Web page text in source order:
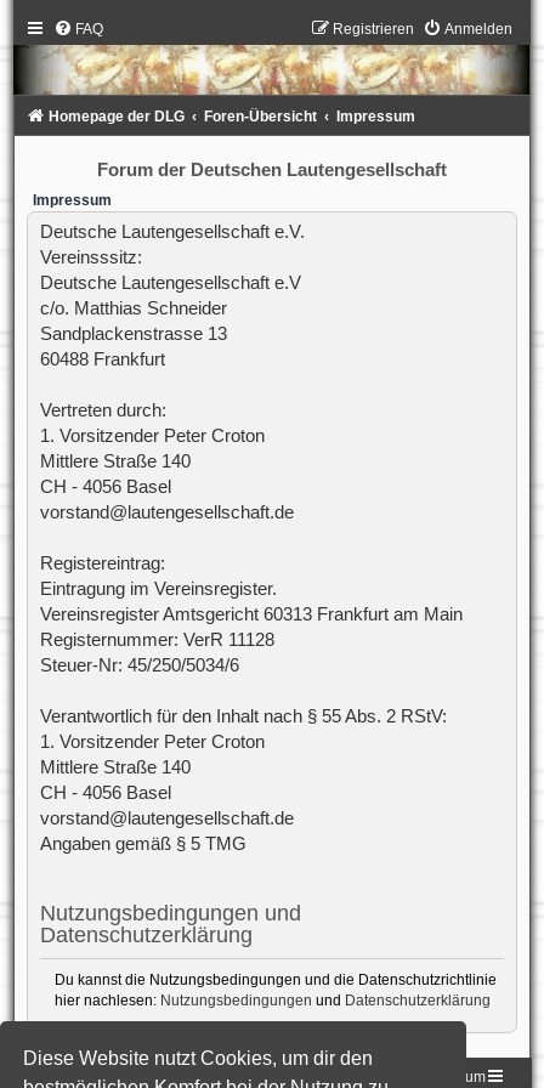
Diese Website nutzt Cookies, um dir den
FAQ Anmelden
Registrieren
Homepage der DLG Foren-Übersicht Impressum
Forum der Deutschen Lautengesellschaft
Impressum
Deutsche Lautengesellschaft e.V.
Vereinsssitz:
Deutsche Lautengesellschaft e.V
c/o. Matthias Schneider
Sandplackenstrasse 13
60488 Frankfurt
Vertreten durch:
1. Vorsitzender Peter Croton
Mittlere Straße 140
CH - 4056 Basel
vorstand@lautengesellschaft.de
Registereintrag:
Eintragung im Vereinsregister.
Vereinsregister Amtsgericht 60313 Frankfurt am Main
Registernummer: VerR 11128
Steuer-Nr: 45/250/5034/6
Verantwortlich für den Inhalt nach § 55 Abs. 2 RStV:
1. Vorsitzender Peter Croton
Mittlere Straße 140
CH - 4056 Basel
vorstand@lautengesellschaft.de
Angaben gemäß § 5 TMG
Nutzungsbedingungen und
Datenschutzerklärung
Du kannst die Nutzungsbedingungen und die Datenschutzrichtlinie
hier nachlesen: Nutzungsbedingungen und Datenschutzerklärung
Homepage der DLG Foren-Übersicht Impressum